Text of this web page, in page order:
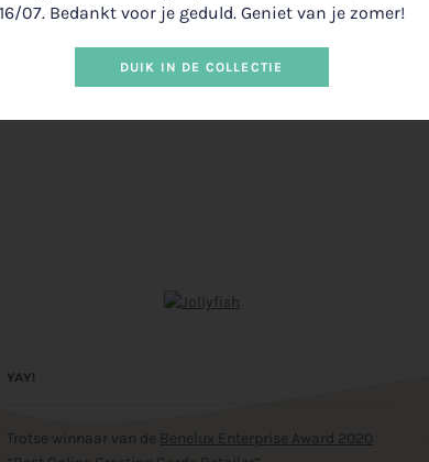
YAY!
Trotse winnaar van de Benelux Enterprise Award 2020
16/07. Bedankt voor je geduld. Geniet van je zomer!
DUIK IN DE COLLECTIE